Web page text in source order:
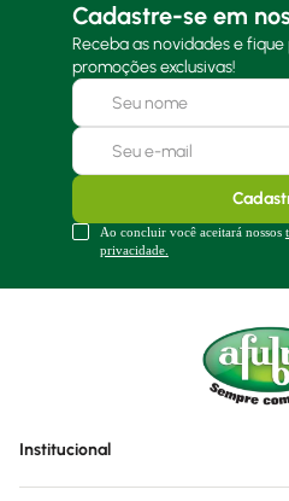
Cadastre-se em
Receba as novidades e
promoções exclusivas!
Ao concluir você aceitará nossos
privacidade.
Institucional